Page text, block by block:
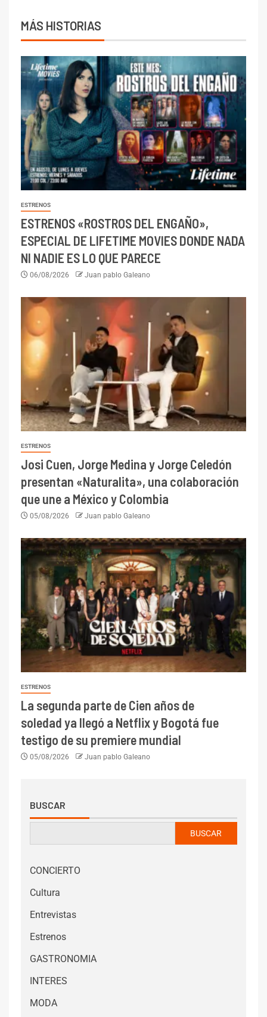
MÁS HISTORIAS
ESTRENOS
ESTRENOS «ROSTROS DEL ENGAÑO»,
ESPECIAL DE LIFETIME MOVIES DONDE NADA
NI NADIE ES LO QUE PARECE
06/08/2026 Juan pablo Galeano
ESTRENOS
Josi Cuen, Jorge Medina y Jorge Celedón
presentan «Naturalita», una colaboración
que une a México y Colombia
05/08/2026 Juan pablo Galeano
ESTRENOS
La segunda parte de Cien años de
soledad ya llegó a Netflix y Bogotá fue
testigo de su premiere mundial
05/08/2026 Juan pablo Galeano
BUSCAR
BUSCAR
CONCIERTO
Cultura
Entrevistas
Estrenos
GASTRONOMIA
INTERES
MODA